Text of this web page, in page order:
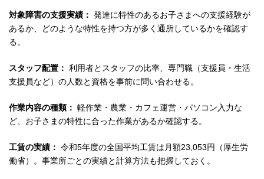
対象障害の支援実績： 発達に特性のあるお子さまへの支援経験が
あるか、どのような特性を持つ方が多く通所しているかを確認す
る。
スタッフ配置： 利用者とスタッフの比率、専門職（支援員・生活
支援員など）の人数と資格を事前に問い合わせる。
作業内容の種類： 軽作業・農業・カフェ運営・パソコン入力な
ど、お子さまの特性に合った作業があるか確認する。
工賃の実績： 令和5年度の全国平均工賃は月額23,053円（厚生労
働省）。事業所ごとの実績と計算方法も把握しておく。